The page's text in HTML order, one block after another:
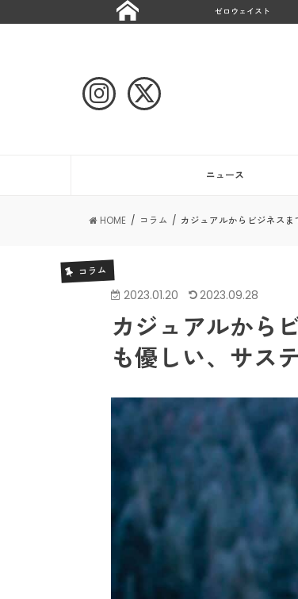
ゼロウェイスト
ニュース
HOME コラム カジュアルからビジネス
コラム
2023.01.20 2023.09.28
カジュアルから
も優しい、サス